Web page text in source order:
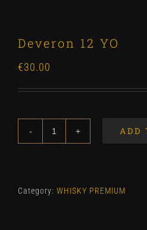
Deveron 12 YO
€30.00
quantity
ADD
Category: WHISKY PREMIUM